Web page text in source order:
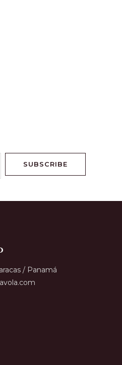
SUBSCRIBE
/ Panamá